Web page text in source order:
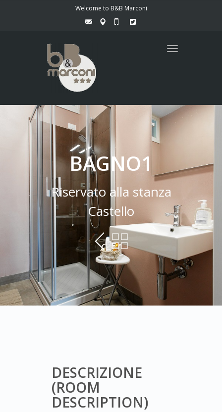
Welcome to B&B Marconi
Toggle
BAGNO1
Riservato alla stanza
Castello
DESCRIZIONE
(ROOM
DESCRIPTION)